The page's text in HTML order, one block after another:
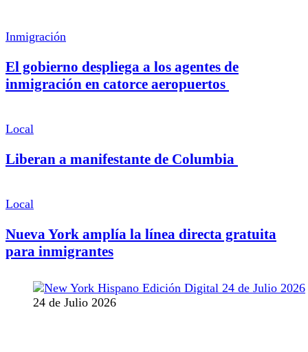
Inmigración
El gobierno despliega a los agentes de
inmigración en catorce aeropuertos
Local
Liberan a manifestante de Columbia
Local
Nueva York amplía la línea directa gratuita
para inmigrantes
24 de Julio 2026